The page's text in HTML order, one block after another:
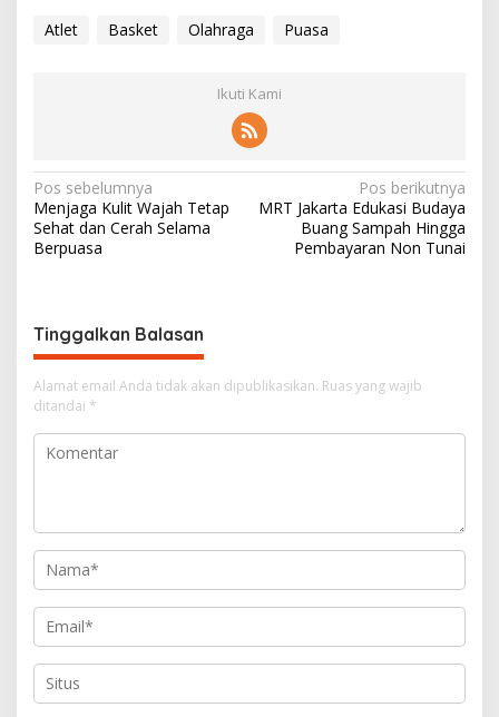
Atlet Basket Olahraga Puasa
Ikuti Kami
N
a
v
g
a
s
i
p
Pos sebelumnya
Menjaga Kulit Wajah Tetap
Sehat dan Cerah Selama
Berpuasa
Pos berikutnya
MRT Jakarta Edukasi Budaya
Buang Sampah Hingga
Pembayaran Non Tunai
Tinggalkan Balasan
Alamat email Anda tidak akan dipublikasikan. Ruas yang wajib
ditandai *